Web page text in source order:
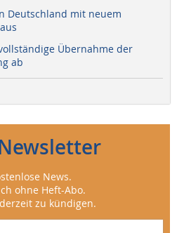
Deutschland mit neuem
Übernahme der
ab
News.
ohne Heft-Abo.
zu kündigen.